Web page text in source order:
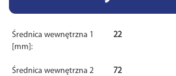
Średnica wewnętrzna 1
[mm]:
22
Średnica wewnętrzna 2
72